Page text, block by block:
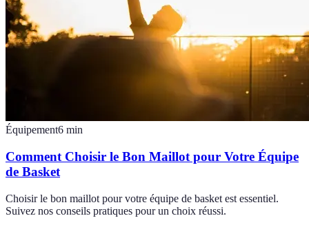
Équipement6 min
Comment Choisir le Bon Maillot pour Votre Équipe
de Basket
Choisir le bon maillot pour votre équipe de basket est essentiel.
Suivez nos conseils pratiques pour un choix réussi.